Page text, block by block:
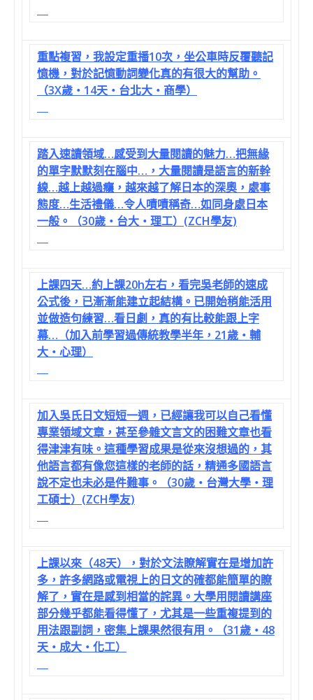
重點複習，我設定重播10次，坐公車時反覆聽記
憶機，對於記憶動詞變化真的有很大的幫助。
（3X歲‧14天‧台北大‧商學）
踏入速讀領域…感受到大量閱讀的魅力…把無緣
的單字默默刻在腦中…，大量閱讀是語言的新幹
線…越上越過癮，越來越了解日本的深奧，處事
態度…生活禮儀…令人嘖嘖稱奇…如同身處日本
一般。（30歲‧台大‧理工）(ZCH學友)
上課四天…約上課20h左右，看完吳老師的速成
公式後，已漸漸能建立起結構。已開始稍能活用
並做造句練習…看日劇，真的有比較能跟上字
幕…（加入前學習過傳統教學半年，21歲‧輔
大‧心理）
加入吳氏日文短短一週，已經讓我可以自己看懂
專業領域文章，甚至參雜文言文的困難文章也看
得津津有味。這種學習成果是從來沒想過的，其
他語言都有像您這樣的老師的話，精通多國語言
說不定也未必是件難事。（30歲‧台灣大學‧理
工碩士）(ZCH學友)
上課以來（48天），對於文法瞭解實在是增加許
多，許多網路或電視上的日文的確都能簡單的瞭
解了，實在是感到相當的詫異。大學用閱讀講座
部分幾乎都能看得懂了，尤其是一些重複提到的
用法跟副詞，密集上課果然很有用。（31歲‧48
天‧成大‧化工）